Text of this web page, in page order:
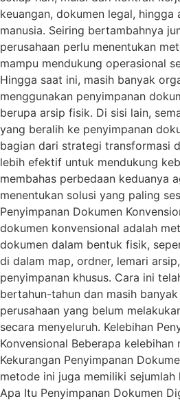
keuangan, dokumen legal, hingga
manusia. Seiring bertambahnya
perusahaan perlu menentukan
mampu mendukung operasional
Hingga saat ini, masih banyak
menggunakan penyimpanan
berupa arsip fisik. Di sisi lain,
yang beralih ke penyimpanan
bagian dari strategi transformasi
lebih efektif untuk mendukung
membahas perbedaan keduanya
menentukan solusi yang paling
Penyimpanan Dokumen
dokumen konvensional adalah
dokumen dalam bentuk fisik,
di dalam map, ordner, lemari
penyimpanan khusus. Cara ini
bertahun-tahun dan masih
perusahaan yang belum
secara menyeluruh. Kelebihan
Konvensional Beberapa
Kekurangan Penyimpanan
metode ini juga memiliki
Apa Itu Penyimpanan Dokumen